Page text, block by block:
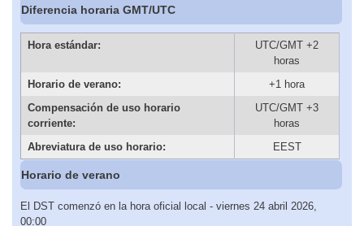
Diferencia horaria GMT/UTC
Hora estándar:
UTC/GMT +2
horas
Horario de verano:
+1 hora
Compensación de uso horario
corriente:
UTC/GMT +3
horas
Abreviatura de uso horario:
EEST
Horario de verano
El DST comenzó en la hora oficial local - viernes 24 abril 2026,
00:00